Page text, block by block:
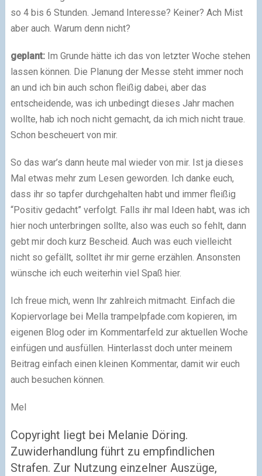
so 4 bis 6 Stunden. Jemand Interesse? Keiner? Ach Mist
aber auch. Warum denn nicht?
geplant:Im Grunde hätte ich das von letzter Woche stehen
lassen können. Die Planung der Messe steht immer noch
an und ich bin auch schon fleißig dabei, aber das
entscheidende, was ich unbedingt dieses Jahr machen
wollte, hab ich noch nicht gemacht, da ich mich nicht traue.
Schon bescheuert von mir.
So das war’s dann heute mal wieder von mir. Ist ja dieses
Mal etwas mehr zum Lesen geworden. Ich danke euch,
dass ihr so tapfer durchgehalten habt und immer fleißig
“Positiv gedacht” verfolgt. Falls ihr mal Ideen habt, was ich
hier noch unterbringen sollte, also was euch so fehlt, dann
gebt mir doch kurz Bescheid. Auch was euch vielleicht
nicht so gefällt, solltet ihr mir gerne erzählen. Ansonsten
wünsche ich euch weiterhin viel Spaß hier.
Ich freue mich, wenn Ihr zahlreich mitmacht. Einfach die
Kopiervorlage bei Mella trampelpfade.com kopieren, im
eigenen Blog oder im Kommentarfeld zur aktuellen Woche
einfügen und ausfüllen. Hinterlasst doch unter meinem
Beitrag einfach einen kleinen Kommentar, damit wir euch
auch besuchen können.
Mel
Copyright liegt bei Melanie Döring.
Zuwiderhandlung führt zu empfindlichen
Strafen. Zur Nutzung einzelner Auszüge,